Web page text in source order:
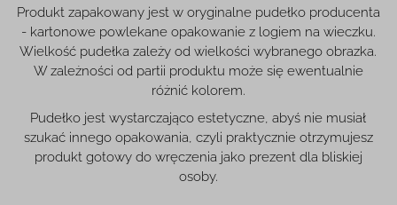
Produkt zapakowany jest w oryginalne pudełko producenta
- kartonowe powlekane opakowanie z logiem na wieczku.
Wielkość pudełka zależy od wielkości wybranego obrazka.
W zależności od partii produktu może się ewentualnie
różnić kolorem.
Pudełko jest wystarczająco estetyczne, abyś nie musiał
szukać innego opakowania, czyli praktycznie otrzymujesz
produkt gotowy do wręczenia jako prezent dla bliskiej
osoby.